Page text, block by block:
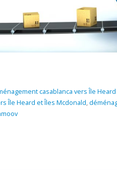
casablanca vers Île
Île Heard et Îles Mcdonald,